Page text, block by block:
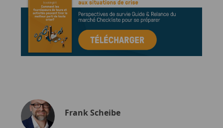
Frank Scheibe